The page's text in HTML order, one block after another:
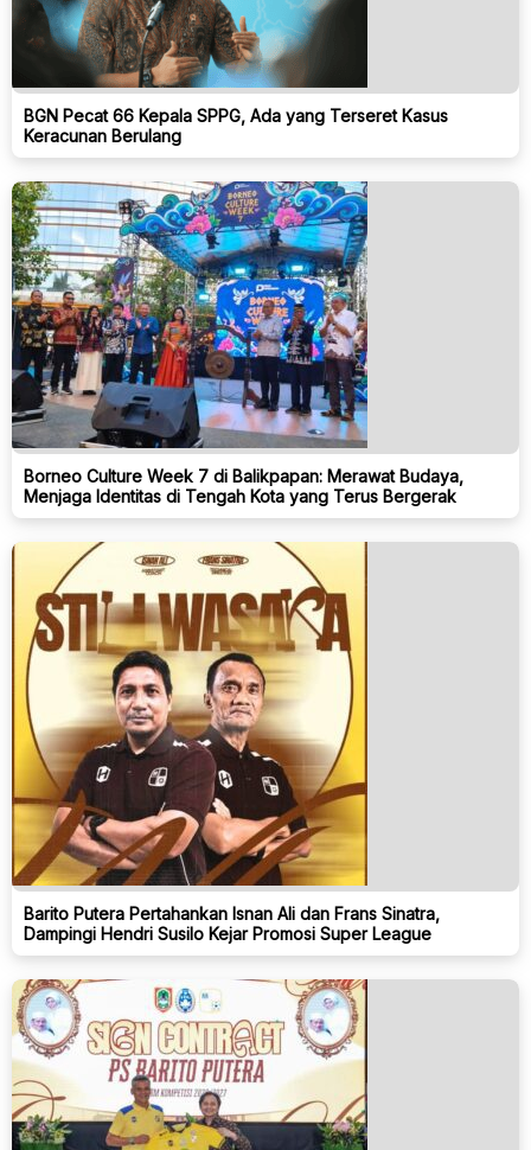
BGN Pecat 66 Kepala SPPG, Ada yang Terseret Kasus
Keracunan Berulang
Borneo Culture Week 7 di Balikpapan: Merawat Budaya,
Menjaga Identitas di Tengah Kota yang Terus Bergerak
Barito Putera Pertahankan Isnan Ali dan Frans Sinatra,
Dampingi Hendri Susilo Kejar Promosi Super League